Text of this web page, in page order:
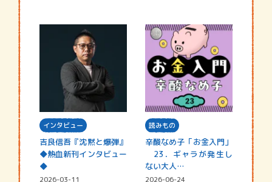
インタビュー
吉良信吾『沈黙と爆弾』
◆熱血新刊インタビュー
◆
2026-03-11
読みもの
辛酸なめ子「お金入門」
23．ギャラが発生し
ない大人…
2026-06-24